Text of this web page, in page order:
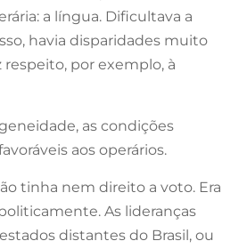
a língua. Dificultava a
havia disparidades muito
por exemplo, à
as condições
aos operários.
tinha nem direito a voto. Era
As lideranças
distantes do Brasil, ou